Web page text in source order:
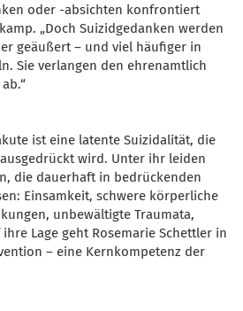
oder -absichten konfrontiert
„Doch Suizidgedanken werden
geäußert – und viel häufiger in
Sie verlangen den ehrenamtlich
ist eine latente Suizidalität, die
wird. Unter ihr leiden
die dauerhaft in bedrückenden
Einsamkeit, schwere körperliche
unbewältigte Traumata,
Lage geht Rosemarie Schettler in
– eine Kernkompetenz der